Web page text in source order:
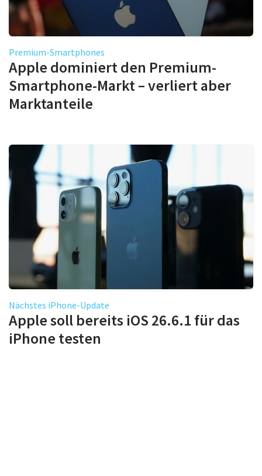
Premium-Smartphones
Apple dominiert den Premium-
Smartphone-Markt – verliert aber
Marktanteile
Nächstes iPhone-Update
Apple soll bereits iOS 26.6.1 für das
iPhone testen